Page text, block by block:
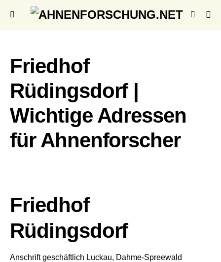
Friedhof
Rüdingsdorf |
Wichtige Adressen
für Ahnenforscher
Friedhof
Rüdingsdorf
Anschrift geschäftlich Luckau, Dahme-Spreewald